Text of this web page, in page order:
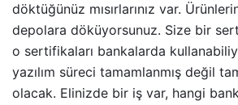
döktüğünüz mısırlarınız var.
depolara döküyorsunuz. Size bir
o sertifikaları bankalarda
yazılım süreci tamamlanmış değil
olacak. Elinizde bir iş var, hangi